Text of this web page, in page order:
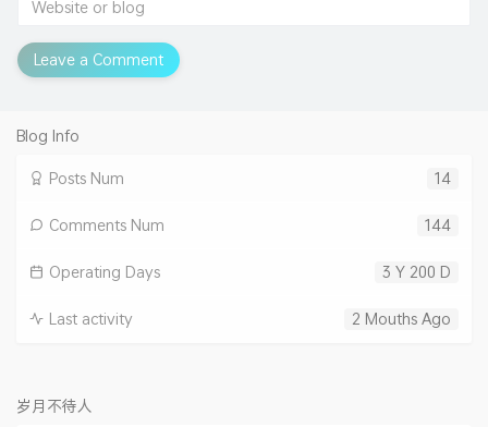
Leave a Comment
Blog Info
14
Posts Num
144
Comments Num
3 Y 200 D
Operating Days
2 Mouths Ago
Last activity
岁月不待人